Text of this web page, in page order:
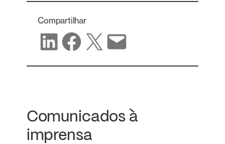
Compartilhar
Compartilhar no LinkedIn
Compartilhar no Facebook
Compartilhar no X Compartilhar por e-mail
Comunicados à
imprensa